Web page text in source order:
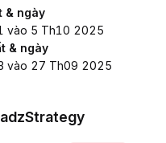
& ngày
vào 5 Th10 2025
& ngày
vào 27 Th09 2025